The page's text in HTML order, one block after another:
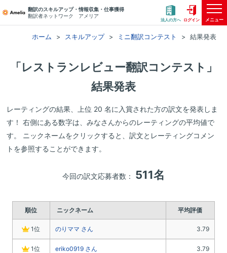
翻訳のスキルアップ・情報収集・仕事獲得
翻訳者ネットワーク アメリア
法人の方へ ログイン メニュー
ホーム スキルアップ ミニ翻訳コンテスト 結果発表
「レストランレビュー翻訳コンテスト」
結果発表
レーティングの結果、上位 20 名に入賞された方の訳文を発表しま
す！ 右側にある数字は、みなさんからのレーティングの平均値で
す。
ニックネームをクリックすると、訳文とレーティングコメン
トを参照することができます。
今回の訳文応募者数： 511名
順位 ニックネーム 平均評価
1位 のりママ さん 3.79
1位 eriko0919 さん 3.79